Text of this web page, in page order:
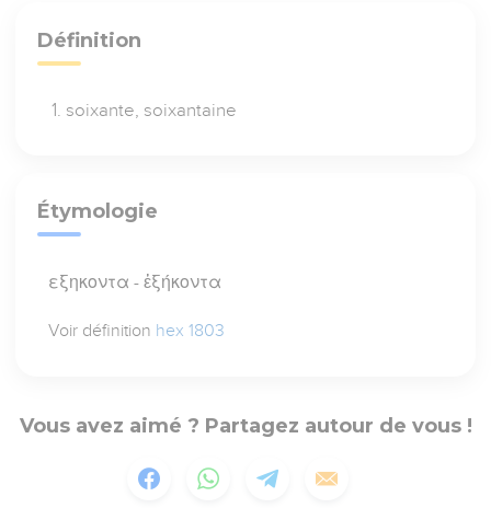
Définition
soixante, soixantaine
Étymologie
εξηκοντα - ἑξήκοντα
Voir définition hex 1803
Vous avez aimé ? Partagez autour de vous !